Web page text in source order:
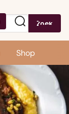
Zoek
Shop